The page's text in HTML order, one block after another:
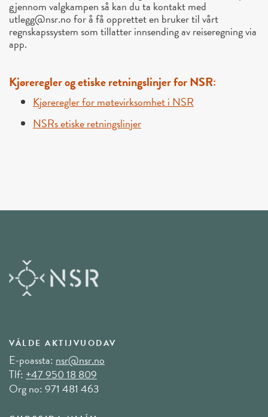
gjennom valgkampen så kan du ta kontakt med
utlegg@nsr.no for å få opprettet en bruker til vårt
regnskapssystem som tillatter innsending av reiseregning via
app.
Kjøreregler og etiske retningslinjer for NSR:
Kjøreregler for møtevirksomhet i NSR
NSRs etiske retningslinjer
VÁLDE AKTIJVUODAV
E-poassta: nsr@nsr.no
Tlf:+47 950 18 809
Org no: 971 481 463